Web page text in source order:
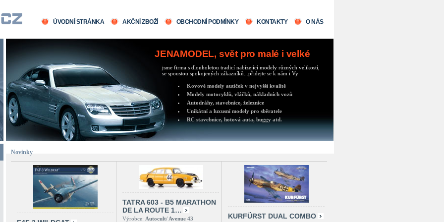
ÚVODNÍ STRÁNKA AKČNÍ ZBOŽÍ OBCHODNÍ PODMÍNKY KONTAKTY O NÁS
JENAMODEL, svět pro malé i velké
jsme firma s dlouholetou tradicí nabízející modely různých velikostí,
se spoustou spokojených zákazníků...přidejte se k nám i Vy
Kovové modely autíček v nejvyšší kvalitě
Modely motocyklů, vláčků, nákladních vozů
Autodráhy, stavebnice, železnice
Unikátní a luxusní modely pro sběratele
RC stavebnice, hotová auta, buggy atd.
Novinky
TATRA 603 - B5 MARATHON
DE LA ROUTE 1…
Výrobce: Autocult/ Avenue 43 KURFÜRST DUAL COMBO